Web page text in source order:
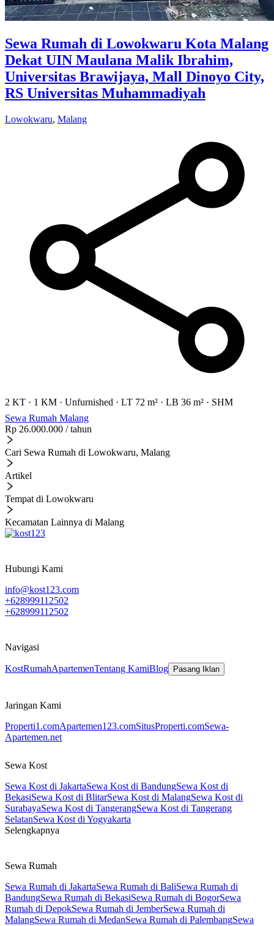
Sewa Rumah di Lowokwaru Kota Malang
Dekat UIN Maulana Malik Ibrahim,
Universitas Brawijaya, Mall Dinoyo City,
RS Universitas Muhammadiyah
Lowokwaru, Malang
2 KT · 1 KM · Unfurnished · LT 72 m² · LB 36 m² · SHM
Sewa Rumah Malang
Rp 26.000.000 / tahun
Cari Sewa Rumah di Lowokwaru, Malang
Artikel
Tempat di Lowokwaru
Kecamatan Lainnya di Malang
Hubungi Kami
info@kost123.com
+628999112502
+628999112502
Navigasi
KostRumahApartemenTentang KamiBlog Pasang Iklan
Jaringan Kami
Properti1.comApartemen123.comSitusProperti.comSewa-
Apartemen.net
Sewa Kost
Sewa Kost di JakartaSewa Kost di BandungSewa Kost di
BekasiSewa Kost di BlitarSewa Kost di MalangSewa Kost di
SurabayaSewa Kost di TangerangSewa Kost di Tangerang
SelatanSewa Kost di Yogyakarta
Selengkapnya
Sewa Rumah
Sewa Rumah di JakartaSewa Rumah di BaliSewa Rumah di
BandungSewa Rumah di BekasiSewa Rumah di BogorSewa
Rumah di DepokSewa Rumah di JemberSewa Rumah di
MalangSewa Rumah di MedanSewa Rumah di PalembangSewa